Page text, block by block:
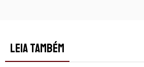
LEIA TAMBÉM